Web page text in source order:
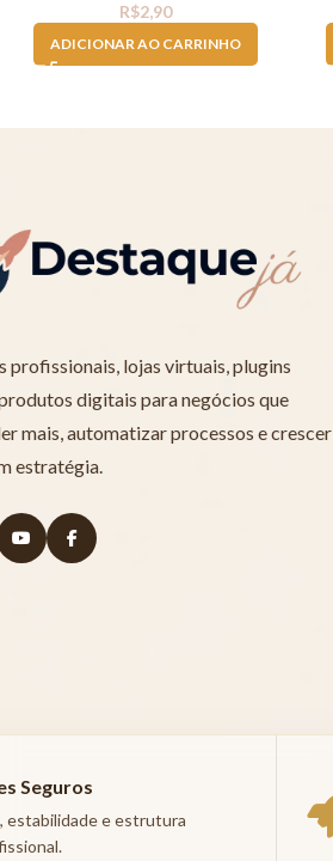
R$2,90
ADICIONAR AO CARRINHO
profissionais, lojas virtuais, plugins
digitais para negócios que
mais, automatizar processos e crescer
estratégia.
Seguros
estabilidade e estrutura